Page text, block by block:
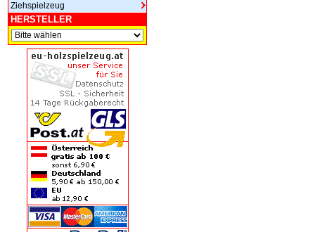
Ziehspielzeug
HERSTELLER